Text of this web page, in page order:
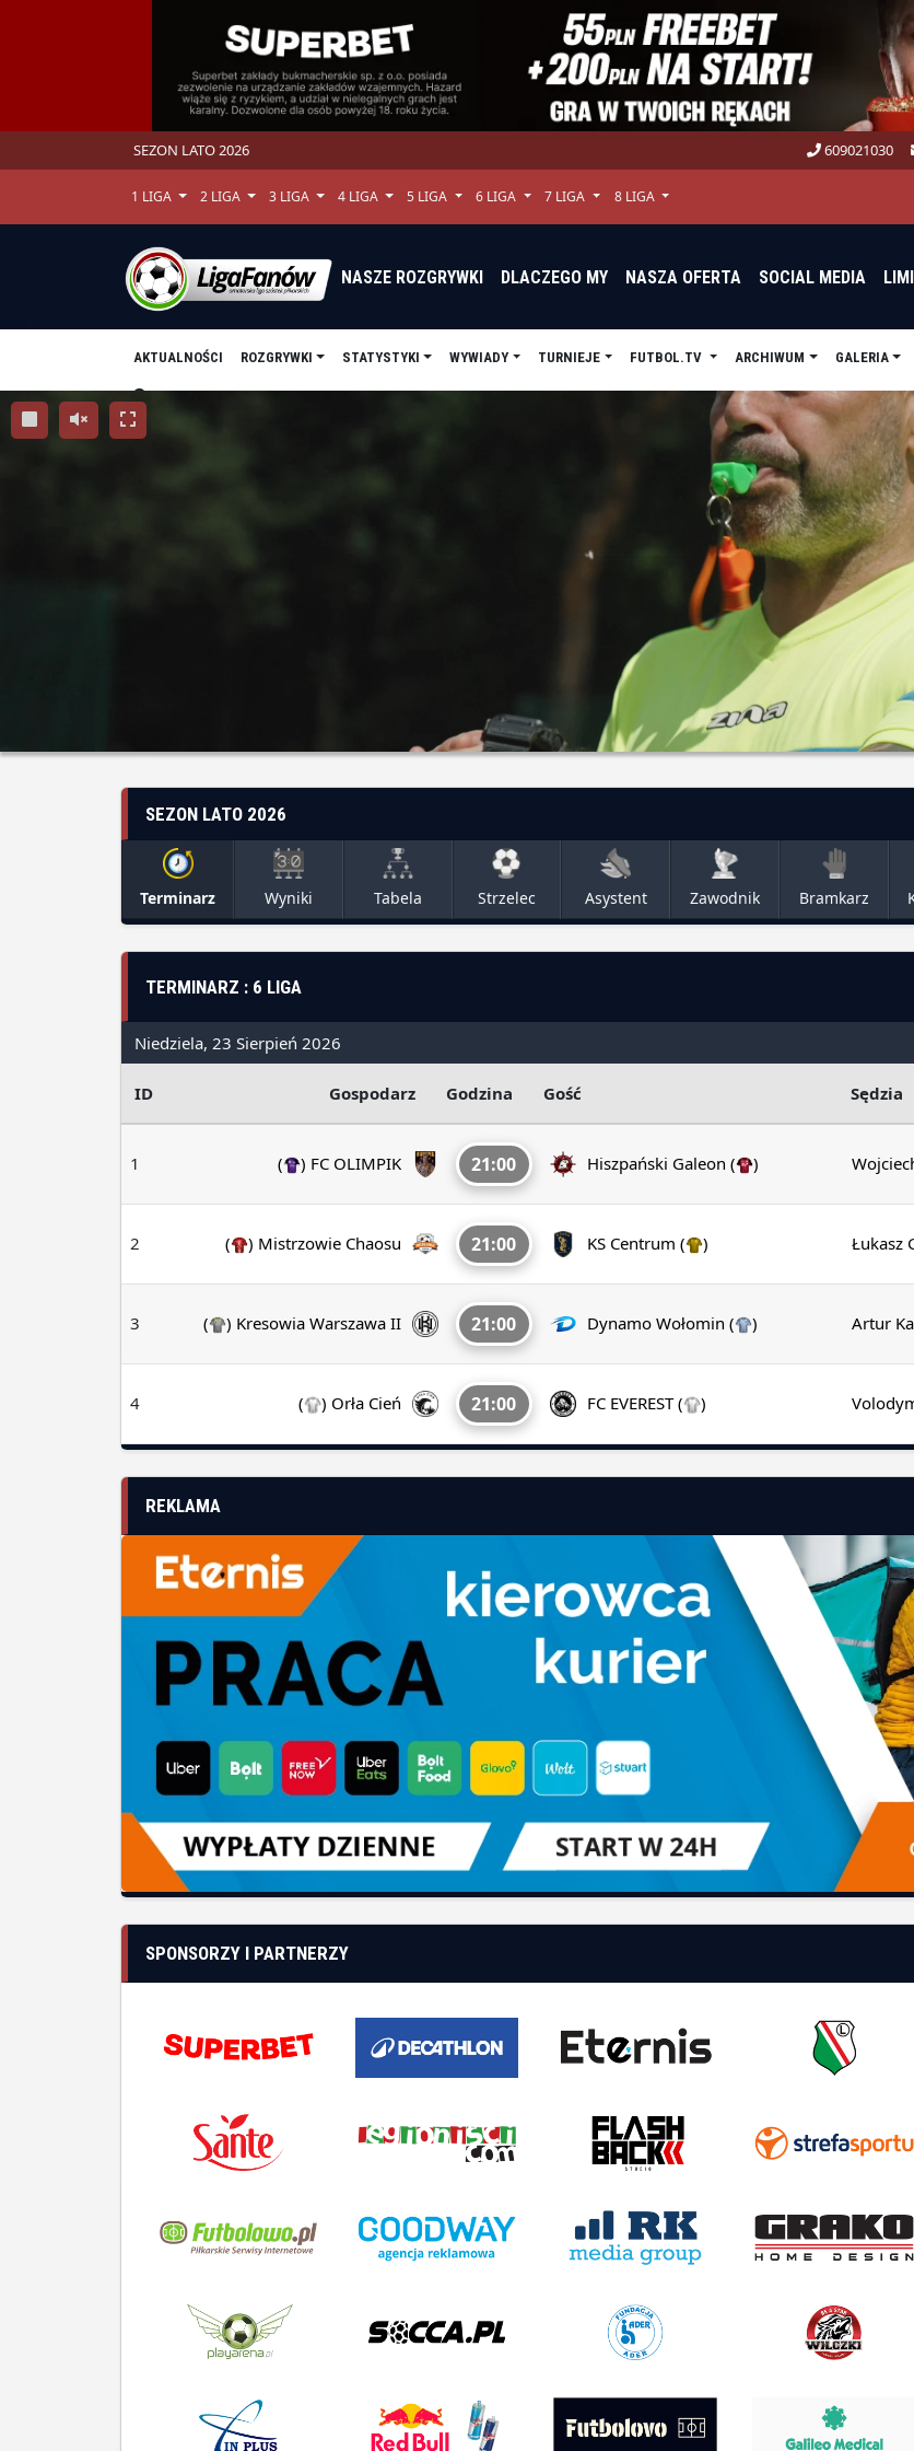
SEZON LATO 2026 609021030
1 LIGA 2 LIGA 3 LIGA 4 LIGA 5 LIGA 6 LIGA 7 LIGA 8 LIGA
NASZE ROZGRYWKI DLACZEGO MY NASZA OFERTA SOCIAL MEDIA
AKTUALNOŚCI ROZGRYWKI STATYSTYKI WYWIADY TURNIEJE FUTBOL.TV ARCHIWUM GALERIA
SEZON LATO 2026
Terminarz Wyniki Tabela Strzelec Asystent Zawodnik Bramkarz
TERMINARZ : 6 LIGA
Niedziela, 23 Sierpień 2026
ID Gospodarz Godzina Gość Sędzia
1 ( ) FC OLIMPIK 21:00 Hiszpański Galeon ( )
2 ( ) Mistrzowie Chaosu 21:00 KS Centrum ( ) Łukasz
3 ( ) Kresowia Warszawa II 21:00 Dynamo Wołomin ( ) Artur
4 ( ) Orła Cień 21:00 FC EVEREST( )
REKLAMA
SPONSORZY I PARTNERZY